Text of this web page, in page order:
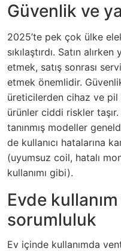
Güvenlik ve
2025’te pek çok ülke
sıkılaştırdı. Satın
etmek, satış sonrası
etmek önemlidir.
üreticilerden cihaz ve pil
ürünler ciddi riskler taşır.
tanınmış modeller
de kullanıcı hatalarına
(uyumsuz coil, hatalı
kullanımı gibi).
Evde
sorumluluk
Ev içinde kullanımda